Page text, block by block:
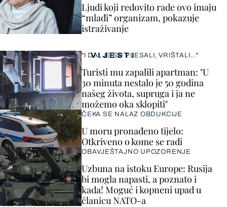
VIJESTI
"I DALJE SU PLESALI, VRIŠTALI..."
Turisti mu zapalili apartman: "U
30 minuta nestalo je 50 godina
našeg života, supruga i ja ne
možemo oka sklopiti"
ČEKA SE NALAZ OBDUKCIJE
U moru pronađeno tijelo:
Otkriveno o kome se radi
OBAVJEŠTAJNO UPOZORENJE
Uzbuna na istoku Europe: Rusija
bi mogla napasti, a poznato i
kada! Moguć i kopneni upad u
članicu NATO-a
Ljudi koji redovito rade ovo imaju
“mlađi” organizam, pokazuje
istraživanje